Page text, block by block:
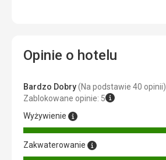
Opinie o hotelu
Bardzo Dobry(Na podstawie 40 opinii)
Zablokowane opinie: 5
Wyżywienie
Zakwaterowanie